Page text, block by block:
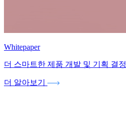
Whitepaper
더 스마트한 제품 개발 및 기획 결정
더 알아보기